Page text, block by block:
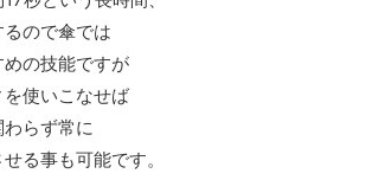
ので傘では
めの技能ですが
使いこなせば
らず常に
る事も可能です。